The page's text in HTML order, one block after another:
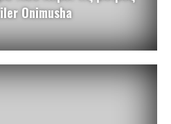
Onimusha